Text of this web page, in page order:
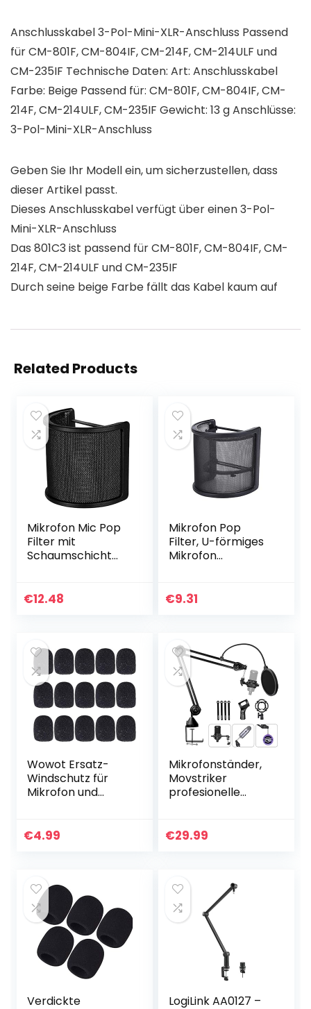
Anschlusskabel 3-Pol-Mini-XLR-Anschluss Passend
für CM-801F, CM-804IF, CM-214F, CM-214ULF und
CM-235IF Technische Daten: Art: Anschlusskabel
Farbe: Beige Passend für: CM-801F, CM-804IF, CM-
214F, CM-214ULF, CM-235IF Gewicht: 13 g Anschlüsse:
3-Pol-Mini-XLR-Anschluss
Geben Sie Ihr Modell ein, um sicherzustellen, dass
dieser Artikel passt.
Dieses Anschlusskabel verfügt über einen 3-Pol-
Mini-XLR-Anschluss
Das 801C3 ist passend für CM-801F, CM-804IF, CM-
214F, CM-214ULF und CM-235IF
Durch seine beige Farbe fällt das Kabel kaum auf
Related Products
Mikrofon Mic Pop
Filter mit
Schaumschicht
Windschutz für
€12.48
Mikrofon Pop
Filter, U-förmiges
Mikrofon
Winddichte
ske…
€9.31
Wowot Ersatz-
Windschutz für
Mikrofon und
schwarz, 15 Stück
€4.99
Mikrofonständer,
Movstriker
profesionelle
einstellbare
€29.99
Verdickte
LogiLink AA0127 –